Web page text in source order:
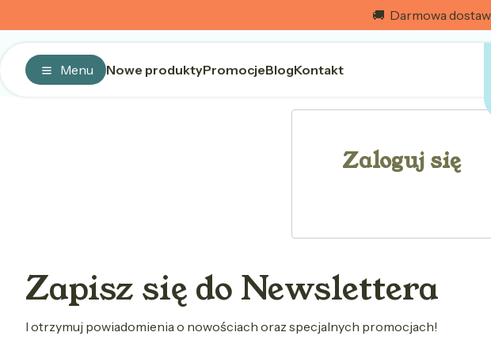
🚚 Darmowa
Menu Nowe produktyPromocjeBlogKontakt
Zaloguj się
Zapisz się do Newslettera
I otrzymuj powiadomienia o nowościach oraz specjalnych promocjach!